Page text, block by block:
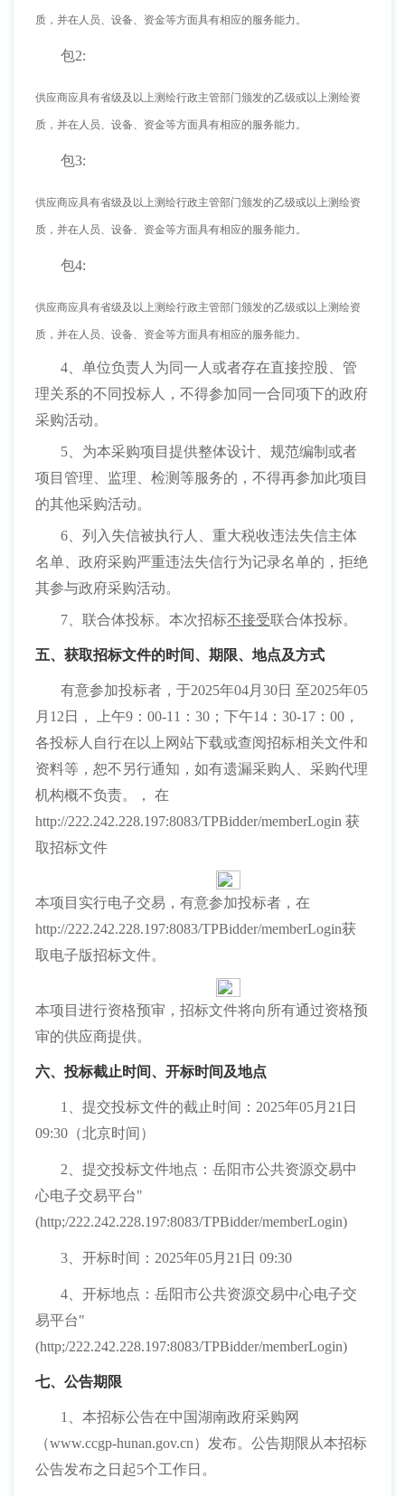
质，并在人员、设备、资金等方面具有相应的服务能力。
包2:
供应商应具有省级及以上测绘行政主管部门颁发的乙级或以上测绘资
质，并在人员、设备、资金等方面具有相应的服务能力。
包3:
供应商应具有省级及以上测绘行政主管部门颁发的乙级或以上测绘资
质，并在人员、设备、资金等方面具有相应的服务能力。
包4:
供应商应具有省级及以上测绘行政主管部门颁发的乙级或以上测绘资
质，并在人员、设备、资金等方面具有相应的服务能力。
4、单位负责人为同一人或者存在直接控股、管
理关系的不同投标人，不得参加同一合同项下的政府
采购活动。
5、为本采购项目提供整体设计、规范编制或者
项目管理、监理、检测等服务的，不得再参加此项目
的其他采购活动。
6、列入失信被执行人、重大税收违法失信主体
名单、政府采购严重违法失信行为记录名单的，拒绝
其参与政府采购活动。
7、联合体投标。本次招标不接受联合体投标。
五、获取招标文件的时间、期限、地点及方式
有意参加投标者，于2025年04月30日 至2025年05
月12日， 上午9：00-11：30；下午14：30-17：00，
各投标人自行在以上网站下载或查阅招标相关文件和
资料等，恕不另行通知，如有遗漏采购人、采购代理
机构概不负责。， 在
http://222.242.228.197:8083/TPBidder/memberLogin 获
取招标文件
本项目实行电子交易，有意参加投标者，在
http://222.242.228.197:8083/TPBidder/memberLogin获
取电子版招标文件。
本项目进行资格预审，招标文件将向所有通过资格预
审的供应商提供。
六、投标截止时间、开标时间及地点
1、提交投标文件的截止时间：2025年05月21日
09:30（北京时间）
2、提交投标文件地点：岳阳市公共资源交易中
心电子交易平台"
(http;/222.242.228.197:8083/TPBidder/memberLogin)
3、开标时间：2025年05月21日 09:30
4、开标地点：岳阳市公共资源交易中心电子交
易平台"
(http;/222.242.228.197:8083/TPBidder/memberLogin)
七、公告期限
1、本招标公告在中国湖南政府采购网
（www.ccgp-hunan.gov.cn）发布。公告期限从本招标
公告发布之日起5个工作日。